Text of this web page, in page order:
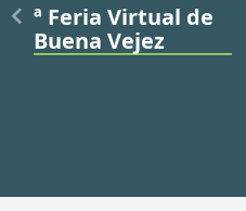
ª Feria Virtual de
Buena Vejez